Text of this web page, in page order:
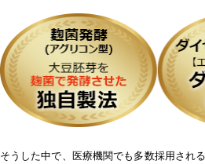
そうした中で、医療機関でも多数採用され